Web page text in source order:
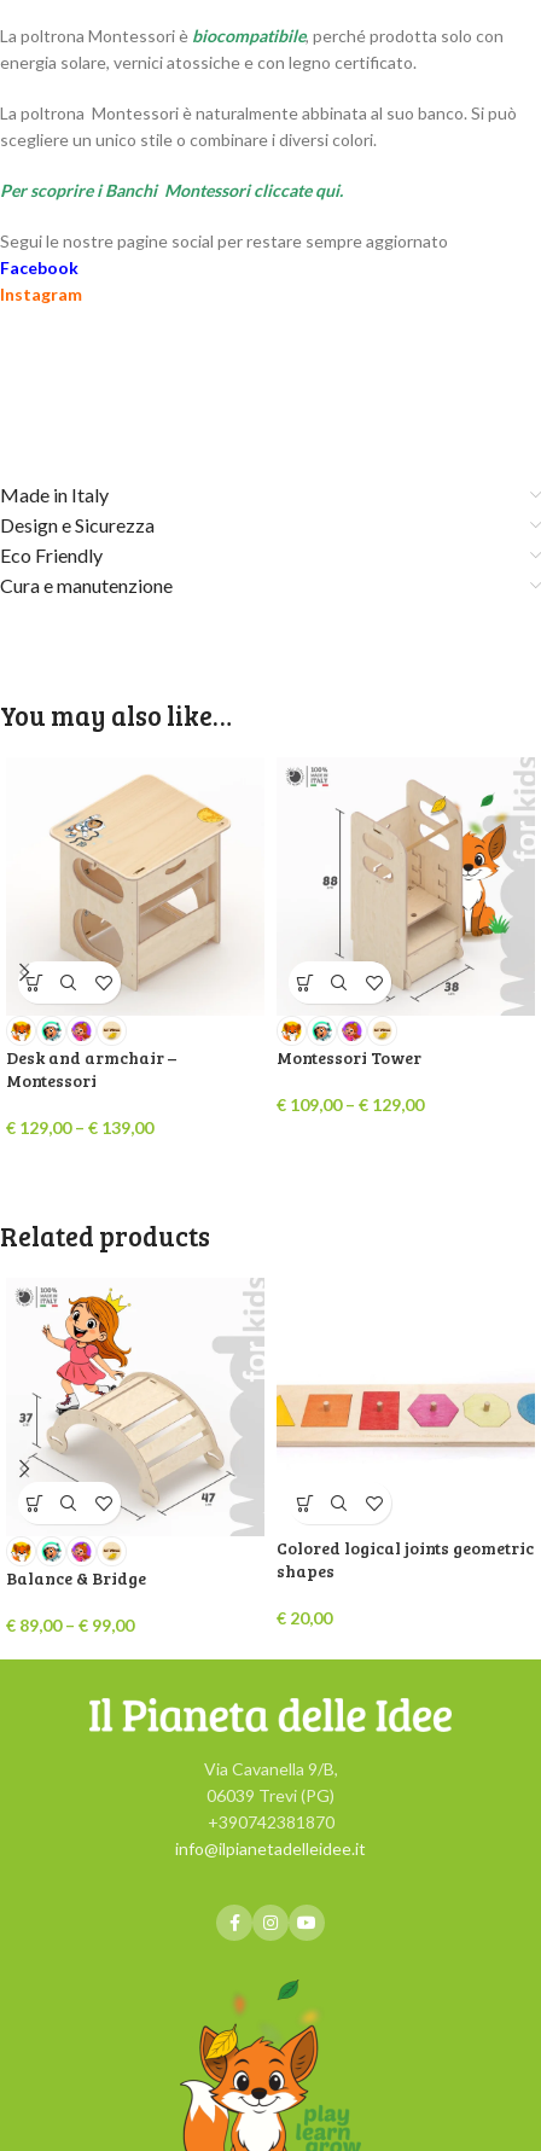
La poltrona Montessori è biocompatibile, perché prodotta solo con
energia solare, vernici atossiche e con legno certificato.
La poltrona Montessori è naturalmente abbinata al suo banco. Si può
scegliere un unico stile o combinare i diversi colori.
Per scoprire i Banchi Montessori cliccate qui.
Segui le nostre pagine social per restare sempre aggiornato
Facebook
Instagram
Made in Italy
Design e Sicurezza
Eco Friendly
Cura e manutenzione
You may also like…
Desk and armchair –
Montessori
€ 129,00 – € 139,00
Montessori Tower
€ 109,00 – € 129,00
Related products
Balance & Bridge
€ 89,00 – € 99,00
Colored logical joints geometric
shapes
€ 20,00
Via Cavanella 9/B,
06039 Trevi (PG)
+390742381870
info@ilpianetadelleidee.it